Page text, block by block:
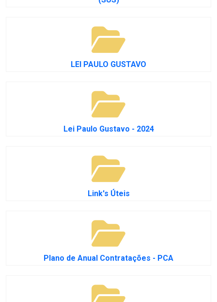
LEI PAULO GUSTAVO
Lei Paulo Gustavo - 2024
Link's Úteis
Plano de Anual Contratações - PCA